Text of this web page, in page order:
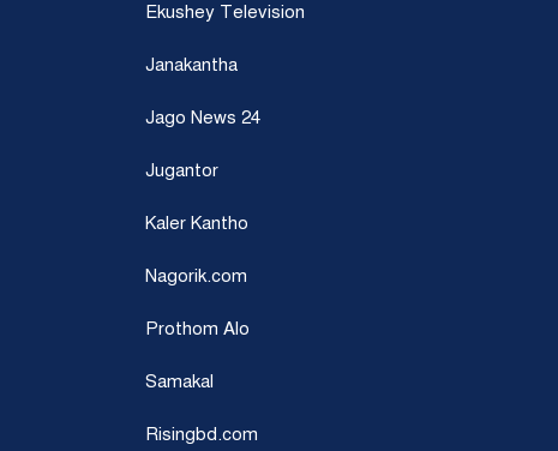
Ekushey Television
Janakantha
Jago News 24
Jugantor
Kaler Kantho
Nagorik.com
Prothom Alo
Samakal
Risingbd.com